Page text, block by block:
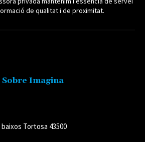
de qualitat i de proximitat.
Sobre Imagina
Tortosa 43500